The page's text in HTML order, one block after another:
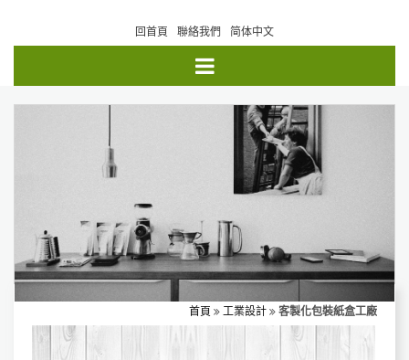
回首頁 聯絡我們 简体中文
首頁 工業設計 客製化包裝紙盒工廠